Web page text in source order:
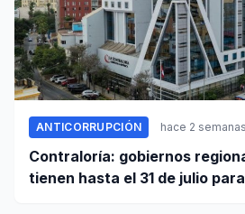
ANTICORRUPCIÓN hace 2 semanas
Contraloría: gobiernos
tienen hasta el 31 de julio